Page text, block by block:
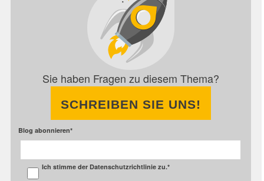
Sie haben Fragen zu diesem Thema?
SCHREIBEN SIE UNS!
Blog abonnieren*
Ich stimme der Datenschutzrichtlinie zu.*